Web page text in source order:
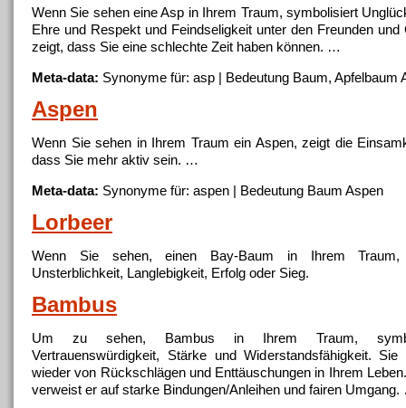
Wenn Sie sehen eine Asp in Ihrem Traum, symbolisiert
Ehre und Respekt und Feindseligkeit unter den Freunden und
zeigt, dass Sie eine schlechte Zeit haben können. …
Meta-data: Synonyme für: asp | Bedeutung Baum, Apfelbaum
Aspen
Wenn Sie sehen in Ihrem Traum ein Aspen, zeigt die
dass Sie mehr aktiv sein. …
Meta-data: Synonyme für: aspen | Bedeutung Baum Aspen
Lorbeer
Wenn Sie sehen, einen Bay-Baum in Ihrem Traum,
Unsterblichkeit, Langlebigkeit, Erfolg oder Sieg.
Bambus
Um zu sehen, Bambus in Ihrem Traum,
Vertrauenswürdigkeit, Stärke und Widerstandsfähigkeit. Sie
wieder von Rückschlägen und Enttäuschungen in Ihrem
verweist er auf starke Bindungen/Anleihen und fairen